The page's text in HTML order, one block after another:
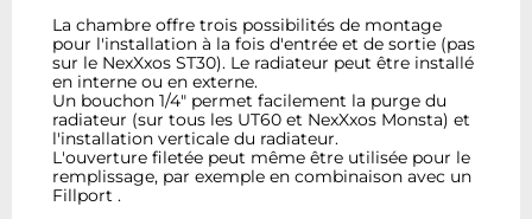
La chambre offre trois possibilités de montage
pour l'installation à la fois d'entrée et de sortie (pas
sur le NexXxos ST30). Le radiateur peut être installé
en interne ou en externe.
Un bouchon 1/4" permet facilement la purge du
radiateur (sur tous les UT60 et NexXxos Monsta) et
l'installation verticale du radiateur.
L'ouverture filetée peut même être utilisée pour le
remplissage, par exemple en combinaison avec un
Fillport .